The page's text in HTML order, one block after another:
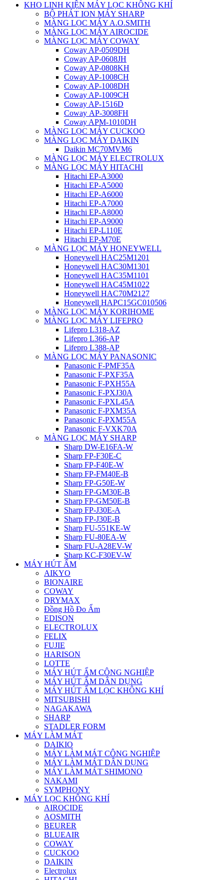
KHO LINH KIỆN MÁY LỌC KHÔNG KHÍ
BỘ PHÁT ION MÁY SHARP
MÀNG LỌC MÁY A.O.SMITH
MÀNG LỌC MÁY AIROCIDE
MÀNG LỌC MÁY COWAY
Coway AP-0509DH
Coway AP-0608JH
Coway AP-0808KH
Coway AP-1008CH
Coway AP-1008DH
Coway AP-1009CH
Coway AP-1516D
Coway AP-3008FH
Coway APM-1010DH
MÀNG LỌC MÁY CUCKOO
MÀNG LỌC MÁY DAIKIN
Daikin MC70MVM6
MÀNG LỌC MÁY ELECTROLUX
MÀNG LỌC MÁY HITACHI
Hitachi EP-A3000
Hitachi EP-A5000
Hitachi EP-A6000
Hitachi EP-A7000
Hitachi EP-A8000
Hitachi EP-A9000
Hitachi EP-L110E
Hitachi EP-M70E
MÀNG LỌC MÁY HONEYWELL
Honeywell HAC25M1201
Honeywell HAC30M1301
Honeywell HAC35M1101
Honeywell HAC45M1022
Honeywell HAC70M2127
Honeywell HAPC15GC010506
MÀNG LỌC MÁY KORIHOME
MÀNG LỌC MÁY LIFEPRO
Lifepro L318-AZ
Lifepro L366-AP
Lifepro L388-AP
MÀNG LỌC MÁY PANASONIC
Panasonic F-PMF35A
Panasonic F-PXF35A
Panasonic F-PXH55A
Panasonic F-PXJ30A
Panasonic F-PXL45A
Panasonic F-PXM35A
Panasonic F-PXM55A
Panasonic F-VXK70A
MÀNG LỌC MÁY SHARP
Sharp DW-E16FA-W
Sharp FP-F30E-C
Sharp FP-F40E-W
Sharp FP-FM40E-B
Sharp FP-G50E-W
Sharp FP-GM30E-B
Sharp FP-GM50E-B
Sharp FP-J30E-A
Sharp FP-J30E-B
Sharp FU-551KE-W
Sharp FU-80EA-W
Sharp FU-A28EV-W
Sharp KC-F30EV-W
MÁY HÚT ẨM
AIKYO
BIONAIRE
COWAY
DRYMAX
Đồng Hồ Đo Ẩm
EDISON
ELECTROLUX
FELIX
FUJIE
HARISON
LOTTE
MÁY HÚT ẨM CÔNG NGHIỆP
MÁY HÚT ẨM DÂN DỤNG
MÁY HÚT ẨM LỌC KHÔNG KHÍ
MITSUBISHI
NAGAKAWA
SHARP
STADLER FORM
MÁY LÀM MÁT
DAIKIO
MÁY LÀM MÁT CÔNG NGHIỆP
MÁY LÀM MÁT DÂN DỤNG
MÁY LÀM MÁT SHIMONO
NAKAMI
SYMPHONY
MÁY LỌC KHÔNG KHÍ
AIROCIDE
AOSMITH
BEURER
BLUEAIR
COWAY
CUCKOO
DAIKIN
Electrolux